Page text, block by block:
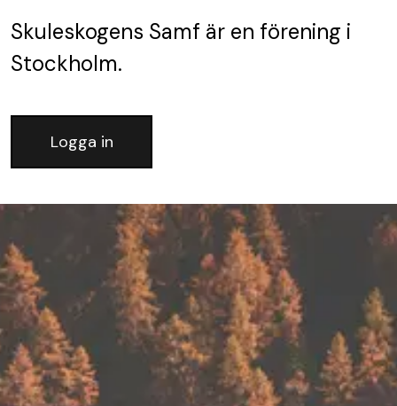
Skuleskogens Samf är en förening i
Stockholm.
Logga in